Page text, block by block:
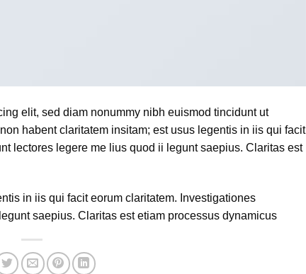
elit, sed diam nonummy nibh euismod tincidunt ut
habent claritatem insitam; est usus legentis in iis qui facit
lectores legere me lius quod ii legunt saepius. Claritas est
in iis qui facit eorum claritatem. Investigationes
saepius. Claritas est etiam processus dynamicus